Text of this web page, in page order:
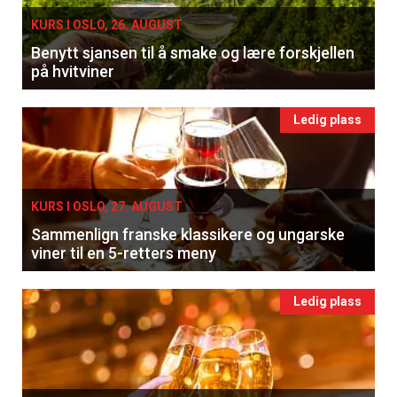
KURS I OSLO, 26. AUGUST
Benytt sjansen til å smake og lære forskjellen
på hvitviner
Ledig plass
KURS I OSLO, 27. AUGUST
Sammenlign franske klassikere og ungarske
viner til en 5-retters meny
Ledig plass